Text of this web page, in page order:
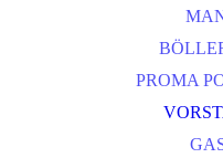
OKTOBERFEST
BILDER
VIDEO
PROMA